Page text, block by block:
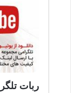
ربات